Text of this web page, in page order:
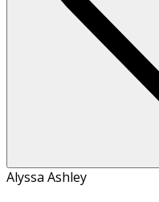
Alyssa Ashley